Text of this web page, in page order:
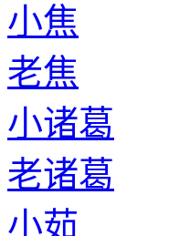
小焦
老焦
小诸葛
老诸葛
小茹